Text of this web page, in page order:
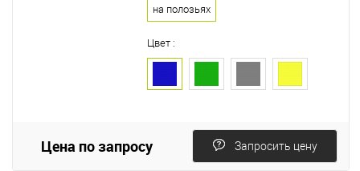
на полозьях
Цвет :
Цена по запросу Запросить цену